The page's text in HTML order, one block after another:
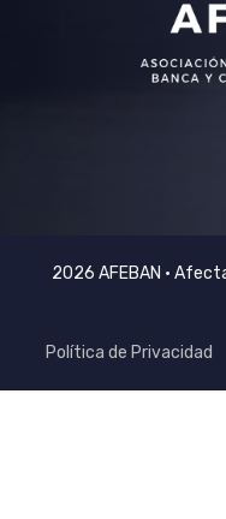
2026 AFEBAN •
Política de Privacidad